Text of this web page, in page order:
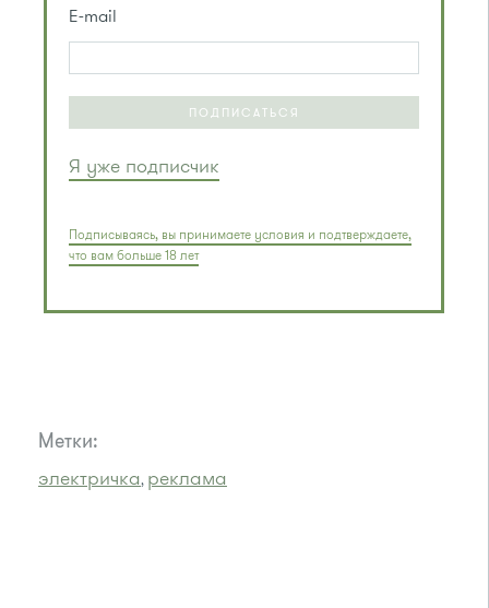
E-mail
ПОДПИСАТЬСЯ
Я уже подписчик
Подписываясь, вы принимаете условия и подтверждаете,
что вам больше 18 лет
Метки:
электричка, реклама